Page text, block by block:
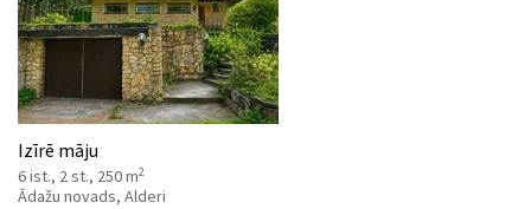
Izīrē māju
6 ist., 2 st., 250 m2
Ādažu novads, Alderi